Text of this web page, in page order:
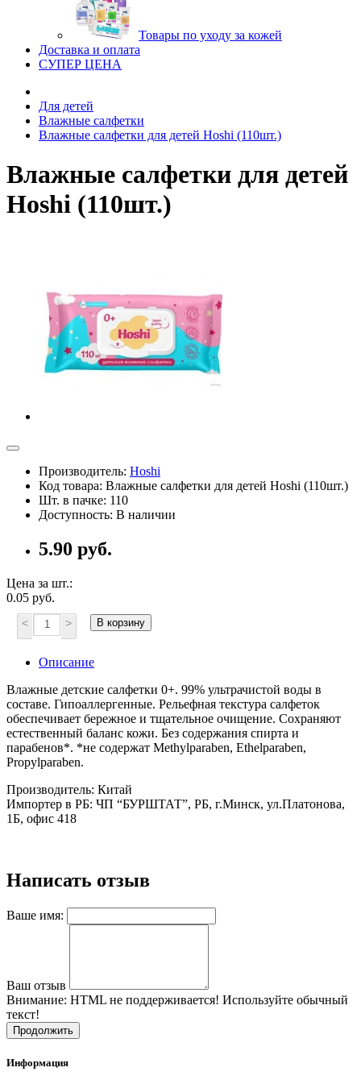
Товары по уходу за кожей
Доставка и оплата
СУПЕР ЦЕНА
Для детей
Влажные салфетки
Влажные салфетки для детей Hoshi (110шт.)
Влажные салфетки для детей
Hoshi (110шт.)
Производитель: Hoshi
Код товара: Влажные салфетки для детей Hoshi (110шт.)
Шт. в пачке: 110
Доступность: В наличии
5.90 руб.
Цена за шт.:
0.05 руб.
< > В корзину
Описание
Влажные детские салфетки 0+. 99% ультрачистой воды в
составе. Гипоаллергенные. Рельефная текстура салфеток
обеспечивает бережное и тщательное очищение. Сохраняют
естественный баланс кожи. Без содержания спирта и
парабенов*. *не содержат Methylparaben, Ethelparaben,
Propylparaben.
Производитель: Китай
Импортер в РБ: ЧП “БУРШТАТ”, РБ, г.Минск, ул.Платонова,
1Б, офис 418
Написать отзыв
Ваше имя:
Ваш отзыв
Внимание: HTML не поддерживается! Используйте обычный
текст!
Продолжить
Информация